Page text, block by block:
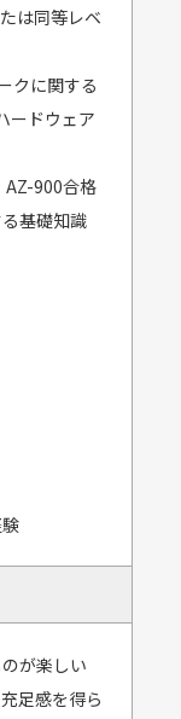
は同等レベ
クに関する
ードウェア
AZ-900合格
基礎知識
が楽しい
足感を得ら